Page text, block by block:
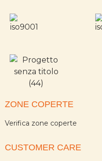
ZONE COPERTE
Verifica zone coperte
CUSTOMER CARE